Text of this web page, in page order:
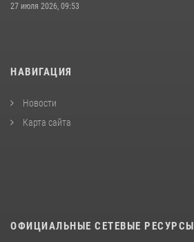
27 июля 2026, 09:53
НАВИГАЦИЯ
Новости
Карта сайта
ОФИЦИАЛЬНЫЕ СЕТЕВЫЕ РЕСУРСЫ